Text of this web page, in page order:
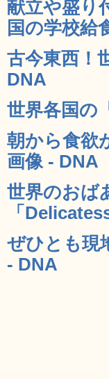
献立や盛り
国の学校給
古今東西！
DNA
世界各国の
朝から食欲
画像 - DNA
世界のおば
「
ぜひとも現
- DNA